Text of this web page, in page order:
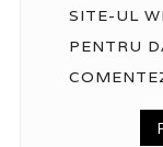
SITE-UL
PENTRU